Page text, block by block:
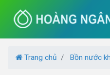
Trang chủ Bồn nước